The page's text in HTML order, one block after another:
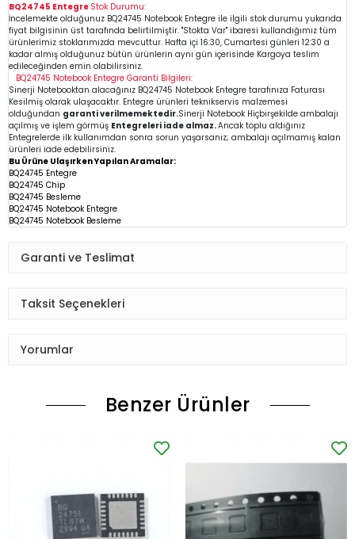
BQ24745 Entegre Stok Durumu:
İncelemekte olduğunuz BQ24745 Notebook Entegre ile ilgili stok durumu yukarıda
fiyat bilgisinin üst tarafında belirtilmiştir. "Stokta Var" ibaresi kullandığımız tüm
ürünlerimiz stoklarımızda mevcuttur. Hafta içi 16:30, Cumartesi günleri 12:30 a
kadar almış olduğunuz bütün ürünlerin aynı gün içerisinde Kargoya teslim
edileceğinden emin olabilirsiniz.
BQ24745 Notebook Entegre Garanti Bilgileri:
Sinerji Notebooktan alacağınız BQ24745 Notebook Entegre tarafınıza Faturası
Kesilmiş olarak ulaşacaktır. Entegre ürünleri teknikservis malzemesi
olduğundan garanti verilmemektedir.Sinerji Notebook Hiçbirşekilde ambalajı
açılmış ve işlem görmüş Entegreleri iade almaz.Ancak toplu aldığınız
Entegrelerde ilk kullanımdan sonra sorun yaşarsanız; ambalajı açılmamış kalan
ürünleri iade edebilirsiniz.
Bu Ürüne Ulaşırken Yapılan Aramalar:
BQ24745 Entegre
BQ24745 Chip
BQ24745 Besleme
BQ24745 Notebook Entegre
BQ24745 Notebook Besleme
Garanti ve Teslimat
Taksit Seçenekleri
Yorumlar
Benzer Ürünler